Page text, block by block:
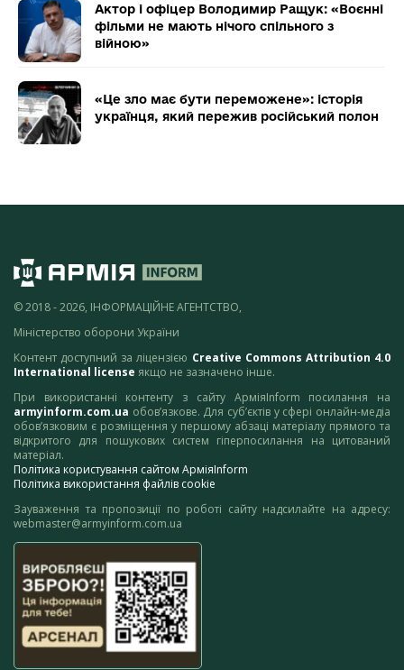
Актор і офіцер Володимир Ращук: «Воєнні
фільми не мають нічого спільного з
війною»
«Це зло має бути переможене»: історія
українця, який пережив російський полон
© 2018 - 2026, ІНФОРМАЦІЙНЕ АГЕНТСТВО,
Міністерство оборони України
Контент доступний за ліцензією Creative Commons Attribution 4.0
International license якщо не зазначено інше.
При використанні контенту з сайту АрміяInform посилання на
armyinform.com.ua обов’язкове. Для суб’єктів у сфері онлайн-медіа
обов’язковим є розміщення у першому абзаці матеріалу прямого та
відкритого для пошукових систем гіперпосилання на цитований
матеріал.
Політика користування сайтом АрміяInform
Політика використання файлів cookie
Зауваження та пропозиції по роботі сайту надсилайте на адресу:
webmaster@armyinform.com.ua